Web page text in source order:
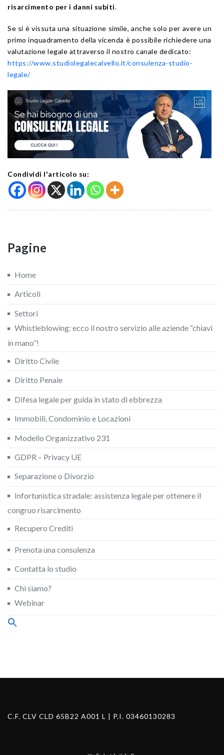
risarcimento per i danni subiti.
Se si è vissuta una situazione simile, anche solo per avere un
primo inquadramento della vicenda è possibile richiedere una
valutazione legale attraverso il nostro canale dedicato:
https://www.studiolegalecalvello.it/consulenza-studio-
legale/
Condividi l'articolo su:
Pagine
Home
Articoli
Settori
Whistleblowing: ecco il nostro servizio alle aziende “chiavi
in mano”!
Diritto Civile
Diritto Penale
Difesa legale per guida in stato di ebbrezza
Immobili, Condominio e Locazioni
Modello Organizzativo 231
GDPR – Privacy UE
Separazione o Divorzio
Infortunistica stradale: assistenza legale per ottenere il
congruo risarcimento
Recupero Crediti
Prenota una consulenza
Contatta lo studio
Chi siamo?
Webinar
Search
C.F. CLV CLD 65B22 A001 L | P.I. 03460130283